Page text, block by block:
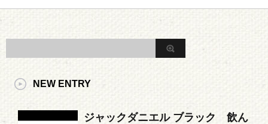
NEW ENTRY
ジャックダニエル ブラック 飲ん